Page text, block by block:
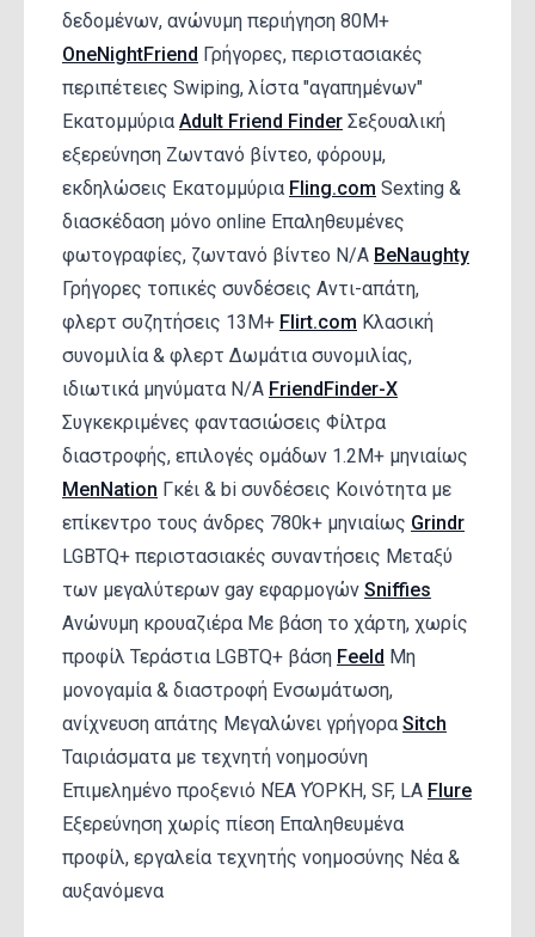
δεδομένων, ανώνυμη περιήγηση 80M+
OneNightFriend Γρήγορες, περιστασιακές
περιπέτειες Swiping, λίστα "αγαπημένων"
Εκατομμύρια Adult Friend Finder Σεξουαλική
εξερεύνηση Ζωντανό βίντεο, φόρουμ,
εκδηλώσεις Εκατομμύρια Fling.com Sexting &
διασκέδαση μόνο online Επαληθευμένες
φωτογραφίες, ζωντανό βίντεο N/A BeNaughty
Γρήγορες τοπικές συνδέσεις Αντι-απάτη,
φλερτ συζητήσεις 13M+ Flirt.com Κλασική
συνομιλία & φλερτ Δωμάτια συνομιλίας,
ιδιωτικά μηνύματα N/A FriendFinder-X
Συγκεκριμένες φαντασιώσεις Φίλτρα
διαστροφής, επιλογές ομάδων 1.2M+ μηνιαίως
MenNation Γκέι & bi συνδέσεις Κοινότητα με
επίκεντρο τους άνδρες 780k+ μηνιαίως Grindr
LGBTQ+ περιστασιακές συναντήσεις Μεταξύ
των μεγαλύτερων gay εφαρμογών Sniffies
Ανώνυμη κρουαζιέρα Με βάση το χάρτη, χωρίς
προφίλ Τεράστια LGBTQ+ βάση Feeld Μη
μονογαμία & διαστροφή Ενσωμάτωση,
ανίχνευση απάτης Μεγαλώνει γρήγορα Sitch
Ταιριάσματα με τεχνητή νοημοσύνη
Επιμελημένο προξενιό ΝΈΑ ΥΌΡΚΗ, SF, LA Flure
Εξερεύνηση χωρίς πίεση Επαληθευμένα
προφίλ, εργαλεία τεχνητής νοημοσύνης Νέα &
αυξανόμενα